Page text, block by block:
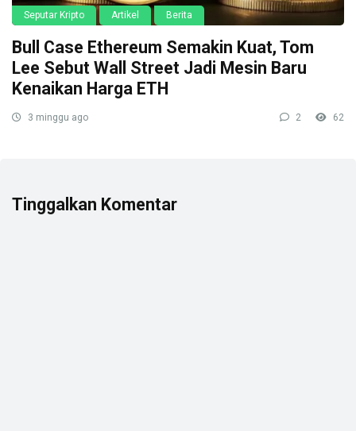
Seputar Kripto Artikel Berita
Bull Case Ethereum Semakin Kuat, Tom
Lee Sebut Wall Street Jadi Mesin Baru
Kenaikan Harga ETH
3 minggu ago 2 62
Tinggalkan Komentar